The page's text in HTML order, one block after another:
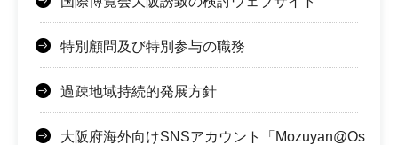
特別顧問及び特別参与の職務
過疎地域持続的発展方針
大阪府海外向けSNSアカウント「Mozuyan@Os